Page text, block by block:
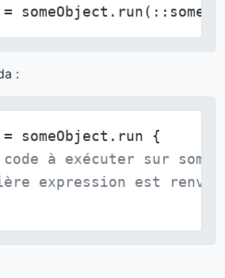
:
à exécuter sur
expression est